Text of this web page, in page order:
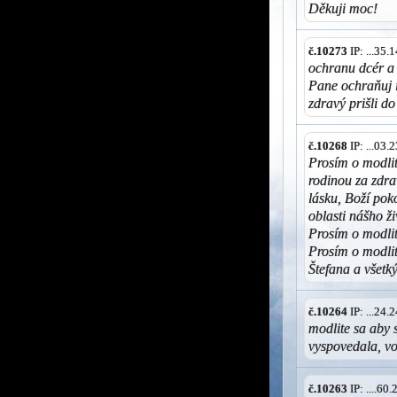
Děkuji moc!
č.10273 IP:
ochranu dcér
Pane ochraňuj
zdravý prišli
č.10268 IP:
Prosím o
rodinou za
lásku, Boží
oblasti nášho
Prosím o
Prosím o
Štefana a
č.10264 IP:
modlite sa aby
vyspovedala,
č.10263 IP: